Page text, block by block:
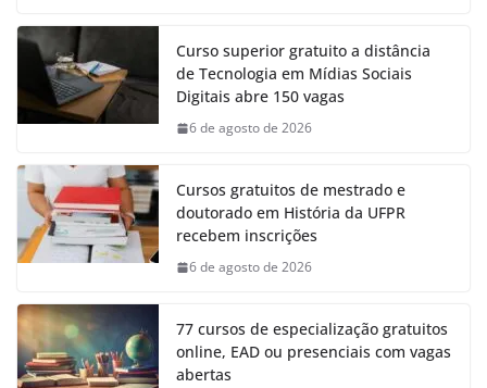
Curso superior gratuito a distância
de Tecnologia em Mídias Sociais
Digitais abre 150 vagas
6 de agosto de 2026
Cursos gratuitos de mestrado e
doutorado em História da UFPR
recebem inscrições
6 de agosto de 2026
77 cursos de especialização gratuitos
online, EAD ou presenciais com vagas
abertas